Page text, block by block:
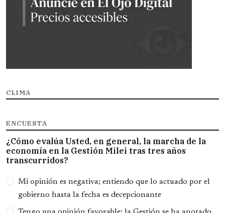
CLIMA
ENCUESTA
¿Cómo evalúa Usted, en general, la marcha de la
economía en la Gestión Milei tras tres años
transcurridos?
Opciones
Mi opinión es negativa; entiendo que lo actuado por el
gobierno hasta la fecha es decepcionante